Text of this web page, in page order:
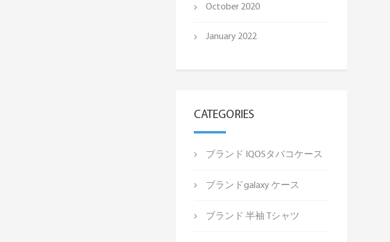
October 2020
January 2022
CATEGORIES
ブランド IQOSタバコケース
ブランドgalaxy ケース
ブランド 半袖 Tシャツ